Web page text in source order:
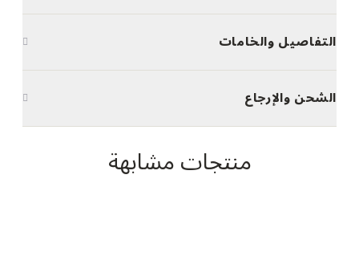
التفاصيل والخامات
الشحن والإرجاع
منتجات مشابهة